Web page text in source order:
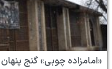
«امامزاده چوبی» گنج